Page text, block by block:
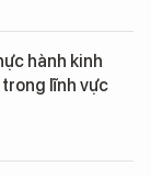
hành kinh
lĩnh vực